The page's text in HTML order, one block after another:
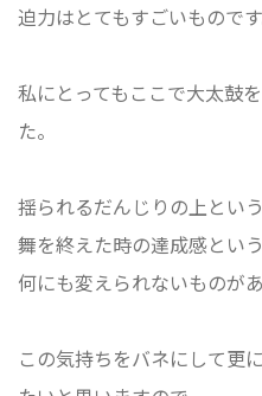
迫力はとてもすごいものです
私にとってもここで大太鼓
た。
揺られるだんじりの上とい
舞を終えた時の達成感とい
何にも変えられないものが
この気持ちをバネにして更